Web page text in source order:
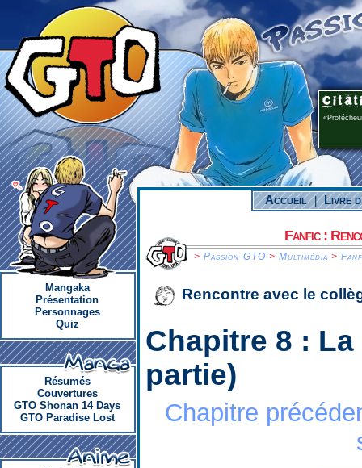
Mangaka
Présentation
Personnages
Quiz
Résumés
Couvertures
GTO Shonan 14 Days
GTO Paradise Lost
Accueil | Livre
> Passion-GTO > Multimédia >
Fanfic :
Rencontre avec le
Chapitre 8 : La
partie)
Chapitre